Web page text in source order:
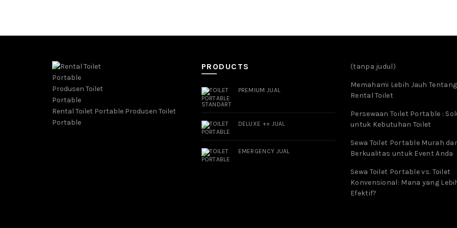
Rental Toilet Portable Produsen Toilet
Portable
PRODUCTS
PREMIUM JUAL
DELUXE ++ JUAL
EMERGENCY JUAL
(tanpa judul)
Memahami Lebih Jauh
Rental Toilet
Persewaan Toilet Portable :
untuk Kebutuhan Toilet
Sewa Toilet Portable Murah
Berkualitas untuk Event Anda
Sewa Toilet Portable vs. Toilet
Konvensional: Mana yang
Efektif?